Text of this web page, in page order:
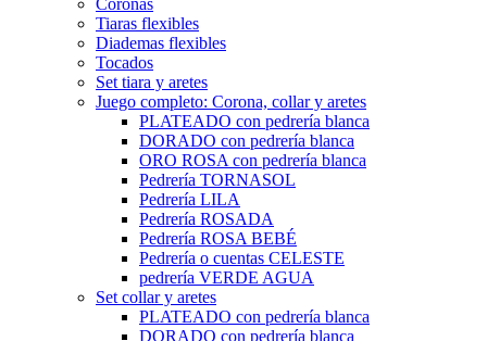
Coronas
Tiaras flexibles
Diademas flexibles
Tocados
Set tiara y aretes
Juego completo: Corona, collar y aretes
PLATEADO con pedrería blanca
DORADO con pedrería blanca
ORO ROSA con pedrería blanca
Pedrería TORNASOL
Pedrería LILA
Pedrería ROSADA
Pedrería ROSA BEBÉ
Pedrería o cuentas CELESTE
pedrería VERDE AGUA
Set collar y aretes
PLATEADO con pedrería blanca
DORADO con pedrería blanca